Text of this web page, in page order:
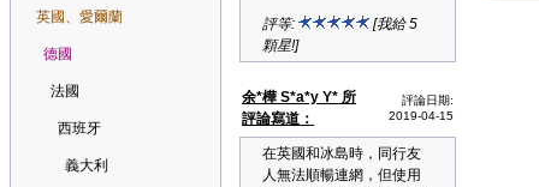
英國、愛爾蘭
德國
法國
西班牙
義大利
評等:
[我給 5
顆星!]
余*樺 S*a*y Y* 所
評論寫道：
評論日期:
2019-04-15
在英國和冰島時，同行友
人無法順暢連網，但使用